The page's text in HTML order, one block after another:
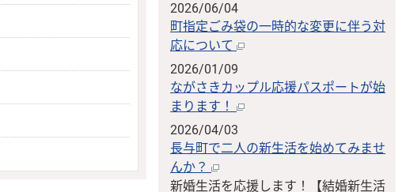
2026/06/04
町指定ごみ袋の一時的な変更に伴う対
応について
2026/01/09
ながさきカップル応援パスポートが始
まります！
2026/04/03
長与町で二人の新生活を始めてみませ
んか？
新婚生活を応援します！【結婚新生活